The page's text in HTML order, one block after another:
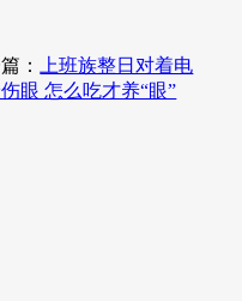
：
上班族整日对着电
眼 怎么吃才养“眼”